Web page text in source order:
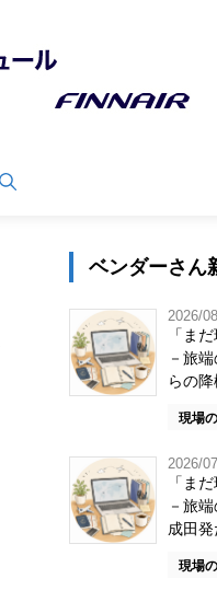
ベンダーさん
2026/
「ま
－旅
らの
現場
2026/
「ま
－旅
成田
現場